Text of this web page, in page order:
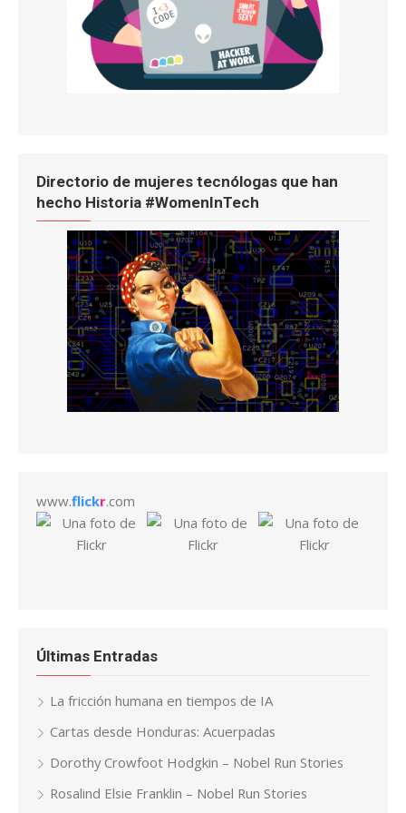
Directorio de mujeres tecnólogas que han
hecho Historia #WomenInTech
www.flickr.com
Últimas Entradas
La fricción humana en tiempos de IA
Cartas desde Honduras: Acuerpadas
Dorothy Crowfoot Hodgkin – Nobel Run Stories
Rosalind Elsie Franklin – Nobel Run Stories